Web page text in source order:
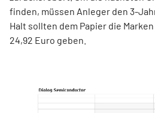
finden, müssen Anleger den 3-
Halt sollten dem Papier die Marken
24,92 Euro geben.